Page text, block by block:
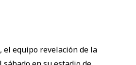
el equipo revelación de la